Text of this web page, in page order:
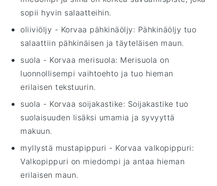
sopii hyvin salaatteihin.
oliiviöljy - Korvaa pähkinäöljy: Pähkinäöljy tuo
salaattiin pähkinäisen ja täyteläisen maun.
suola - Korvaa merisuola: Merisuola on
luonnollisempi vaihtoehto ja tuo hieman
erilaisen tekstuurin.
suola - Korvaa soijakastike: Soijakastike tuo
suolaisuuden lisäksi umamia ja syvyyttä
makuun.
myllystä mustapippuri - Korvaa valkopippuri:
Valkopippuri on miedompi ja antaa hieman
erilaisen maun.